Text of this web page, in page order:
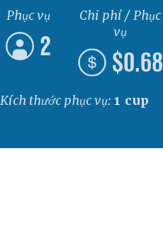
Phục vụ
2
Chi phí / Phục
vụ
$0.68
Kích thước phục vụ: 1 cup